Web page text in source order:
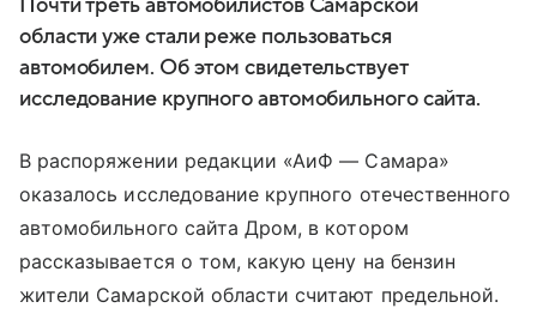
Почти треть автомобилистов Самарской
области уже стали реже пользоваться
автомобилем. Об этом свидетельствует
исследование крупного автомобильного сайта.
В распоряжении редакции «АиФ — Самара»
оказалось исследование крупного отечественного
автомобильного сайта Дром, в котором
рассказывается о том, какую цену на бензин
жители Самарской области считают предельной.